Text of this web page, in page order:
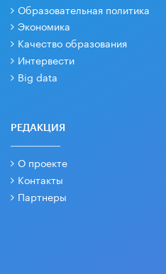
Образовательная политика
Экономика
Качество образования
Интервести
Big data
РЕДАКЦИЯ
О проекте
Контакты
Партнеры